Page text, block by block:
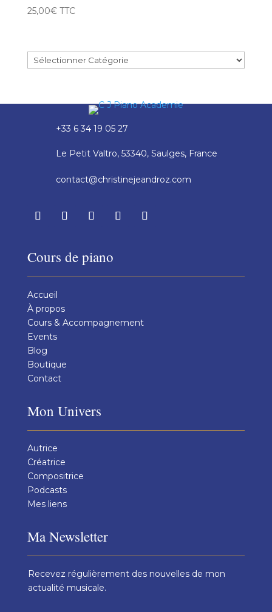
25,00€ TTC
+33 6 34 19 05 27
Le Petit Valtro, 53340, Saulges, France
contact@christinejeandroz.com
Cours de piano
Accueil
À propos
Cours & Accompagnement
Events
Blog
Boutique
Contact
Mon Univers
Autrice
Créatrice
Compositrice
Podcasts
Mes liens
Ma Newsletter
Recevez régulièrement des nouvelles de mon
actualité musicale.